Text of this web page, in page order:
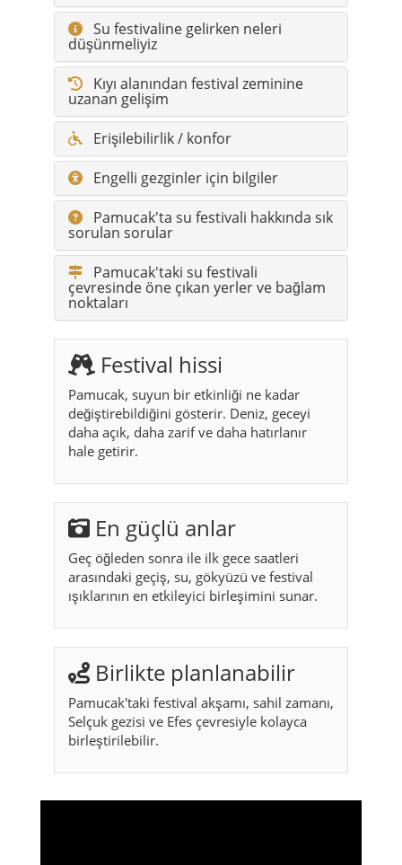
Su festivaline gelirken neleri
düşünmeliyiz
Kıyı alanından festival zeminine
uzanan gelişim
Erişilebilirlik / konfor
Engelli gezginler için bilgiler
Pamucak'ta su festivali hakkında sık
sorulan sorular
Pamucak'taki su festivali
çevresinde öne çıkan yerler ve bağlam
noktaları
Festival hissi
Pamucak, suyun bir etkinliği ne kadar
değiştirebildiğini gösterir. Deniz, geceyi
daha açık, daha zarif ve daha hatırlanır
hale getirir.
En güçlü anlar
Geç öğleden sonra ile ilk gece saatleri
arasındaki geçiş, su, gökyüzü ve festival
ışıklarının en etkileyici birleşimini sunar.
Birlikte planlanabilir
Pamucak'taki festival akşamı, sahil zamanı,
Selçuk gezisi ve Efes çevresiyle kolayca
birleştirilebilir.